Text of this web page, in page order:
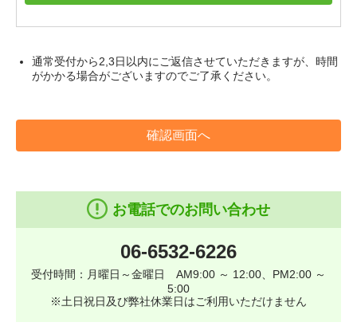
通常受付から2,3日以内にご返信させていただきますが、時間
がかかる場合がございますのでご了承ください。
確認画面へ
お電話でのお問い合わせ
06-6532-6226
受付時間：月曜日～金曜日 AM9:00 ～ 12:00、PM2:00 ～
5:00
※土日祝日及び弊社休業日はご利用いただけません